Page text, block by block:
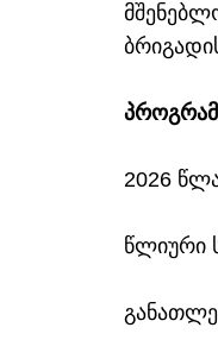
2026
წლიური